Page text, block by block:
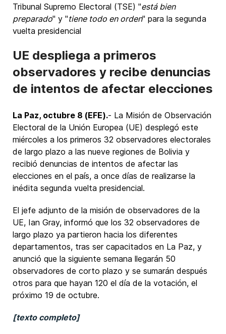
Tribunal Supremo Electoral (TSE) "está bien
preparado" y "tiene todo en orden" para la segunda
vuelta presidencial
UE despliega a primeros
observadores y recibe denuncias
de intentos de afectar elecciones
La Paz, octubre 8 (EFE).- La Misión de Observación
Electoral de la Unión Europea (UE) desplegó este
miércoles a los primeros 32 observadores electorales
de largo plazo a las nueve regiones de Bolivia y
recibió denuncias de intentos de afectar las
elecciones en el país, a once días de realizarse la
inédita segunda vuelta presidencial.
El jefe adjunto de la misión de observadores de la
UE, Ian Gray, informó que los 32 observadores de
largo plazo ya partieron hacia los diferentes
departamentos, tras ser capacitados en La Paz, y
anunció que la siguiente semana llegarán 50
observadores de corto plazo y se sumarán después
otros para que hayan 120 el día de la votación, el
próximo 19 de octubre.
[texto completo]